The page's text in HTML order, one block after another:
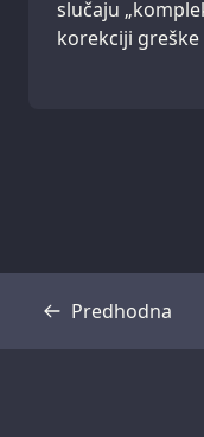
slučaju
korekciji greške
Predhodna
Transkripcija